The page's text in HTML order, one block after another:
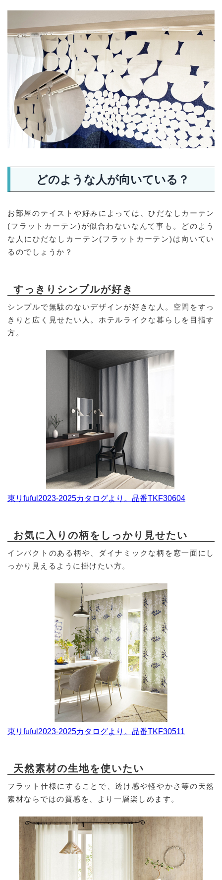
どのような人が向いている？
お部屋のテイストや好みによっては、ひだなしカーテン
(フラットカーテン)が似合わないなんて事も。どのよう
な人にひだなしカーテン(フラットカーテン)は向いてい
るのでしょうか？
すっきりシンプルが好き
シンプルで無駄のないデザインが好きな人。空間をすっ
きりと広く見せたい人。ホテルライクな暮らしを目指す
方。
東リfuful2023-2025カタログより。品番TKF30604
お気に入りの柄をしっかり見せたい
インパクトのある柄や、ダイナミックな柄を窓一面にし
っかり見えるように掛けたい方。
東リfuful2023-2025カタログより。品番TKF30511
天然素材の生地を使いたい
フラット仕様にすることで、透け感や軽やかさ等の天然
素材ならではの質感を、より一層楽しめます。